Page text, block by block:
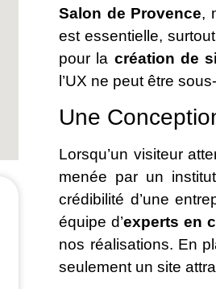
Salon de Provence,
est essentielle,
pour la création de
l’UX ne peut être
Une
Lorsqu’un visiteur
menée par un
crédibilité d’une
équipe d’experts en
nos réalisations. En
seulement un site